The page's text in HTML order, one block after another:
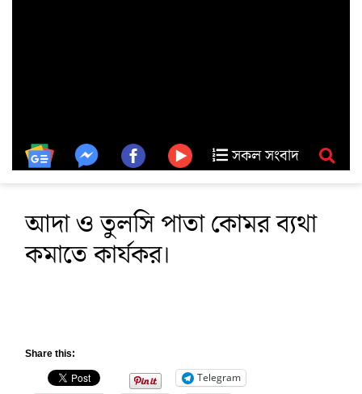
সকল সংবাদ
আদা ও তুলসি পাতা কোমর ব্যথা
কমাতে কার্যকর।
Share this:
Telegram